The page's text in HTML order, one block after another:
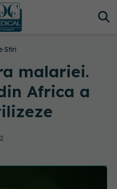
›Stiri
malariei.
Africa a